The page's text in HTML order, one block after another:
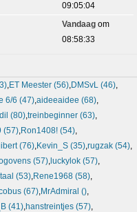
09:05:04
Vandaag om
08:58:33
,ET Meester (56),DMSvL (46),
6/6 (47),aideeaidee (68),
(80),treinbeginner (63),
(57),Ron1408! (54),
(76),Kevin_S (35),rugzak (54),
(57), luckylok (57),
(53),Rene1968 (58),
(67),MrAdmiral (),
(41),hanstreintjes (57),